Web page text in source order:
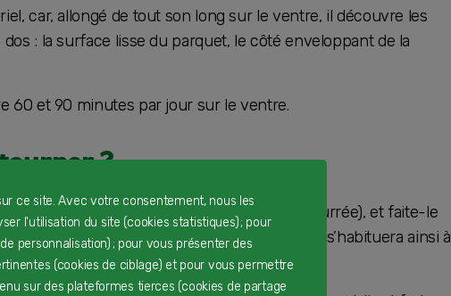
car, allongé de tout son long sur le ventre, il découvre les
: la surface lisse du parquet, le côté enveloppant de la
60 et 90 minutes par jour sur le ventre.
?
(sur votre lit ou sur une couverture rembourrée), et faite-le
ses retournements de vos mains. Il s’habituera ainsi à
à bon escient.
ce site. Avec votre consentement, nous les
l'utilisation du site (cookies statistiques) ; pour
personnalisation) ; pour vous présenter des
(cookies de ciblage) et pour vous permettre
sur des plateformes tierces (cookies de partage